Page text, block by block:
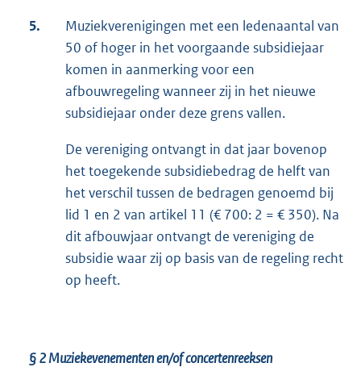
5.
Muziekverenigingen met een ledenaantal van
50 of hoger in het voorgaande subsidiejaar
komen in aanmerking voor een
afbouwregeling wanneer zij in het nieuwe
subsidiejaar onder deze grens vallen.
De vereniging ontvangt in dat jaar bovenop
het toegekende subsidiebedrag de helft van
het verschil tussen de bedragen genoemd bij
lid 1 en 2 van artikel 11 (€ 700: 2 = € 350). Na
dit afbouwjaar ontvangt de vereniging de
subsidie waar zij op basis van de regeling recht
op heeft.
§ 2Muziekevenementen en/of concertenreeksen